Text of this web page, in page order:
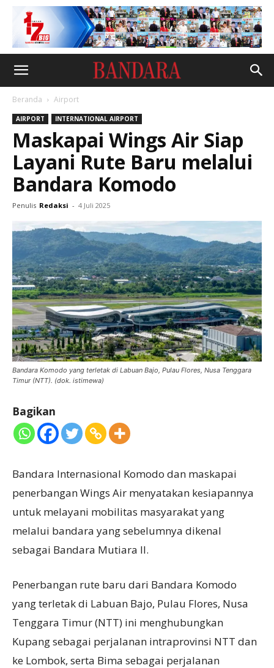
Beranda Airport
AIRPORT INTERNATIONAL AIRPORT
Maskapai Wings Air Siap
Layani Rute Baru melalui
Bandara Komodo
Penulis Redaksi - 4 Juli 2025
Bandara Komodo yang terletak di Labuan Bajo, Pulau Flores, Nusa Tenggara
Timur (NTT). (dok. istimewa)
Bagikan
Bandara Internasional Komodo dan maskapai
penerbangan Wings Air menyatakan kesiapannya
untuk melayani mobilitas masyarakat yang
melalui bandara yang sebelumnya dikenal
sebagai Bandara Mutiara II.
Penerbangan rute baru dari Bandara Komodo
yang terletak di Labuan Bajo, Pulau Flores, Nusa
Tenggara Timur (NTT) ini menghubungkan
Kupang sebagai perjalanan intraprovinsi NTT dan
ke Lombok, serta Bima sebagai perjalanan